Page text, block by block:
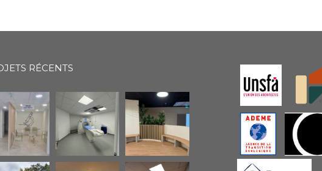
RÉCENTS